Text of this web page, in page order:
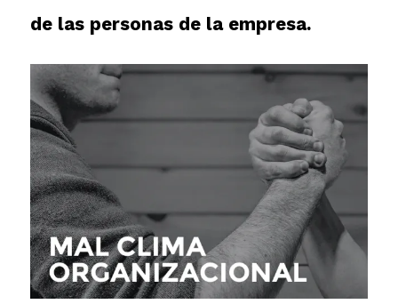
de las personas de la empresa.